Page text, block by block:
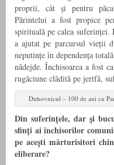
proprii, cât și pentru
Părintelui a fost propice
spirituală pe calea suferinței.
a ajutat pe parcursul vieții
neputințe în dependența
nădejde. Închisoarea a fost
rugăciune clădită pe jertfă,
Duhovnicul – 100 de ani cu
Din suferințele, dar și
sfinți ai închisorilor
pe acești mărturisitori
eliberare?